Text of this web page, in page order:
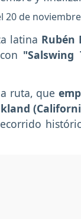
20 de
latina Rubén
"Salswing
ruta, que